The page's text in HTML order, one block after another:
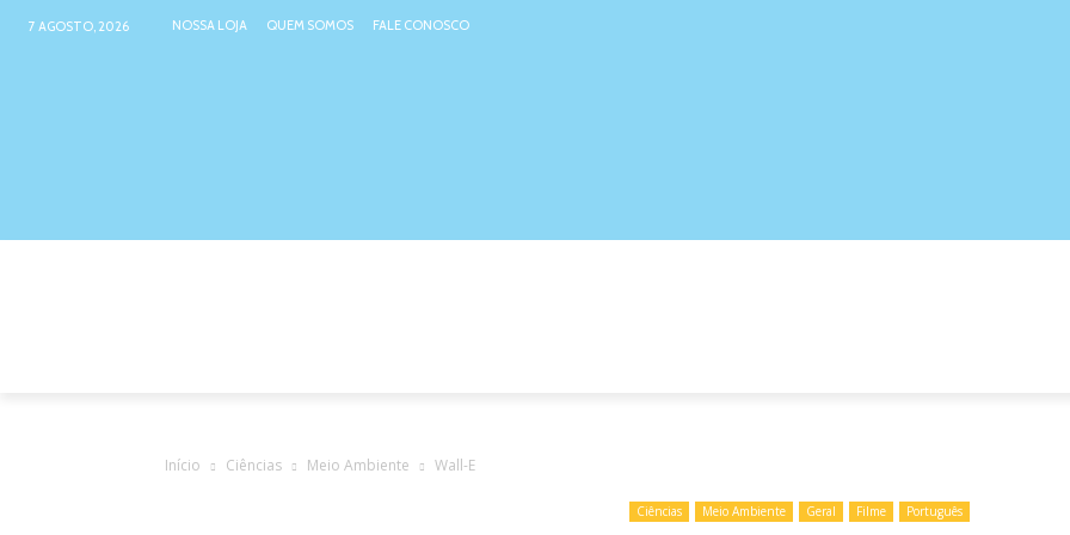
7 AGOSTO, 2026 NOSSA LOJA QUEM SOMOS FALE CONOSCO
Início Ciências Meio Ambiente Wall-E
Ciências Meio Ambiente Geral Filme Português